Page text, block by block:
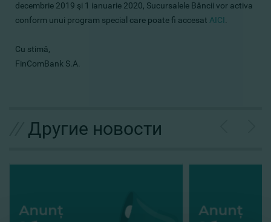
decembrie 2019 şi 1 ianuarie 2020, Sucursalele Băncii vor activa
conform unui program special care poate fi accesat AICI
Cu stimă,
FinComBank S.A.
Другие новости